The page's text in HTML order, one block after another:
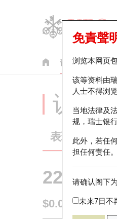
认股证 牛熊证
免責聲
浏览本网页
该等资料由
人士不得浏
当地法律及
规，瑞士银
此外，若任
担任何责任。
请确认阁下
未来7日不
认股
表现 街
22538
$0.01 即时